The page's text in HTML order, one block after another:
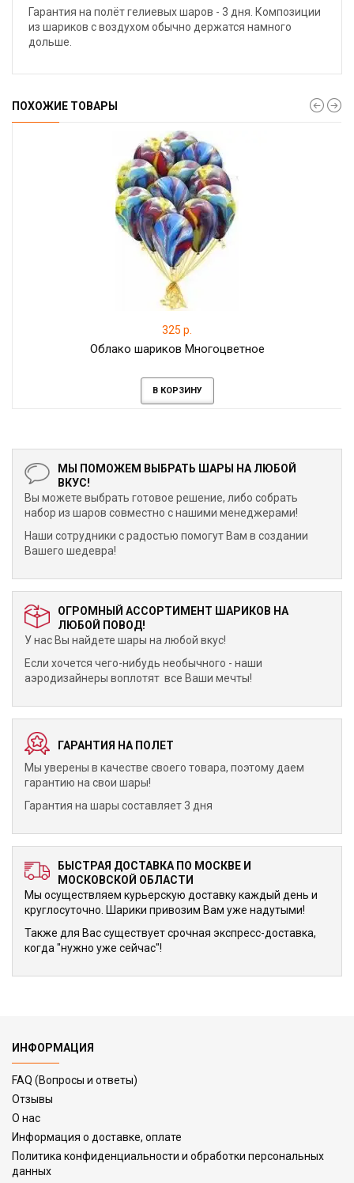
Гарантия на полёт гелиевых шаров - 3 дня. Композиции
из шариков с воздухом обычно держатся намного
дольше.
ПОХОЖИЕ ТОВАРЫ
325 р.
Облако шариков Многоцветное
В КОРЗИНУ
МЫ ПОМОЖЕМ ВЫБРАТЬ ШАРЫ НА ЛЮБОЙ
ВКУС!
Вы можете выбрать готовое решение, либо собрать
набор из шаров совместно с нашими менеджерами!
Наши сотрудники с радостью помогут Вам в создании
Вашего шедевра!
ОГРОМНЫЙ АССОРТИМЕНТ ШАРИКОВ НА
ЛЮБОЙ ПОВОД!
У нас Вы найдете шары на любой вкус!
Если хочется чего-нибудь необычного - наши
аэродизайнеры воплотят все Ваши мечты!
ГАРАНТИЯ НА ПОЛЕТ
Мы уверены в качестве своего товара, поэтому даем
гарантию на свои шары!
Гарантия на шары составляет 3 дня
БЫСТРАЯ ДОСТАВКА ПО МОСКВЕ И
МОСКОВСКОЙ ОБЛАСТИ
Мы осуществляем курьерскую доставку каждый день и
круглосуточно. Шарики привозим Вам уже надутыми!
Также для Вас существует срочная экспресс-доставка,
когда "нужно уже сейчас"!
ИНФОРМАЦИЯ
FAQ (Вопросы и ответы)
Отзывы
О нас
Информация о доставке, оплате
Политика конфиденциальности и обработки персональных
данных